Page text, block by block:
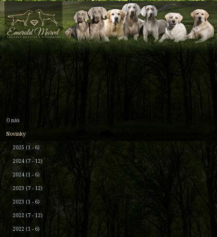
O nás
Novinky
2025 (1 - 6)
2024 (7 - 12)
2024 (1 - 6)
2023 (7 - 12)
2023 (1 - 6)
2022 (7 - 12)
2022 (1 - 6)